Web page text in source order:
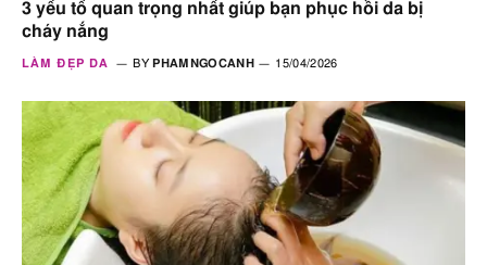
3 yếu tố quan trọng nhất giúp bạn phục hồi da bị
cháy nắng
LÀM ĐẸP DA BY PHAMNGOCANH 15/04/2026